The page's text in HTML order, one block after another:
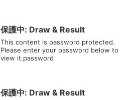
保護中: Draw & Result
This content is password protected.
Please enter your password below to
view it.password
保護中: Draw & Result